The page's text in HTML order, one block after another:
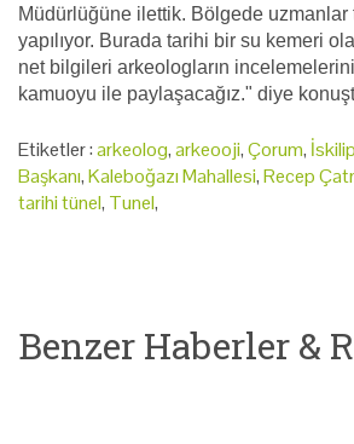
Müdürlüğüne ilettik. Bölgede uzmanlar
yapılıyor. Burada tarihi bir su kemeri
net bilgileri arkeologların
kamuoyu ile paylaşacağız." diye
Etiketler :arkeolog,arkeooji,Çorum, İskilip
Başkanı,Kaleboğazı Mahallesi,Recep
tarihi tünel, Tunel,
Benzer Haberler &